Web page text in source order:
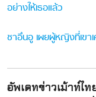
อย่างให้เธอแล้ว
ชาอึนอู เผยผู้หญิงที่เขา
อัพเดทข่าวเม้าท์ไ